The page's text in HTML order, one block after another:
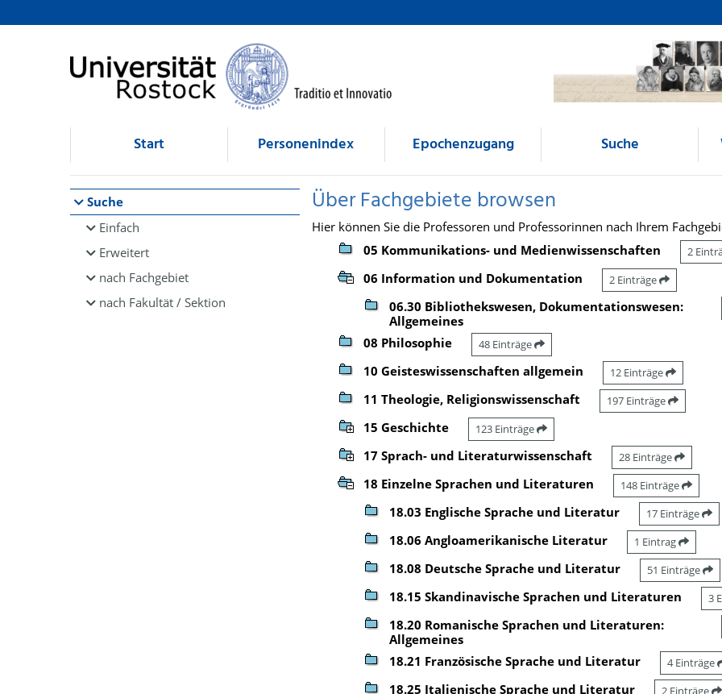
Browsen
direkt zum Inhalt
Start Personenindex Epochenzugang Suche
Suche
Einfach
Erweitert
nach Fachgebiet
nach Fakultät / Sektion
Über Fachgebiete browsen
Hier können Sie die Professoren und Professorinnen nach Ihrem
05 Kommunikations- und Medienwissenschaften
2
06 Information und Dokumentation 2 Einträge
06.30 Bibliothekswesen, Dokumentationswesen:
Allgemeines
08 Philosophie 48 Einträge
10 Geisteswissenschaften allgemein 12 Einträge
11 Theologie, Religionswissenschaft 197 Einträge
15 Geschichte 123 Einträge
17 Sprach- und Literaturwissenschaft 28 Einträge
18 Einzelne Sprachen und Literaturen 148 Einträge
18.03 Englische Sprache und Literatur 17 Einträge
18.06 Angloamerikanische Literatur 1 Eintrag
18.08 Deutsche Sprache und Literatur 51 Einträge
18.15 Skandinavische Sprachen und Literaturen 3
18.20 Romanische Sprachen und Literaturen:
Allgemeines
18.21 Französische Sprache und Literatur 4 Einträge
18.25 Italienische Sprache und Literatur 2 Einträge